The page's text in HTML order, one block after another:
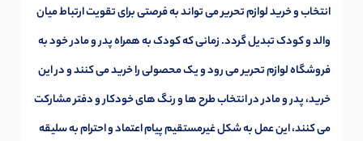
انتخاب و خرید لوازم تحریر می تواند به فرصتی برای تقویت ارتباط میان
والد و کودک تبدیل گردد. زمانی که کودک به همراه پدر و مادر خود به
فروشگاه لوازم تحریر می رود و یک محصولی را خرید می کنند و در این
خرید، پدر و مادر در انتخاب طرح ها و رنگ های خودکار و دفتر مشارکت
می کنند، این عمل به شکل غیرمستقیم پیام اعتماد و احترام به سلیقه